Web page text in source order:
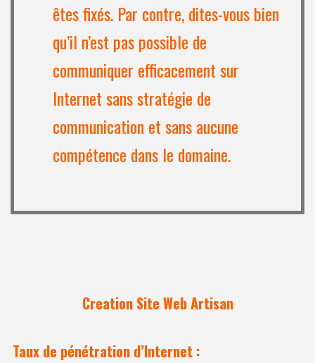
êtes fixés. Par contre, dites-vous bien
qu’il n’est pas possible de
communiquer efficacement sur
Internet sans stratégie de
communication et sans aucune
compétence dans le domaine.
Creation Site Web Artisan
Taux de pénétration d’Internet :